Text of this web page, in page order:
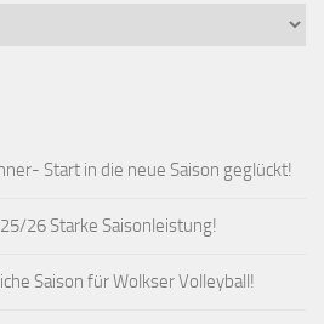
Start in die neue Saison geglückt!
26 Starke Saisonleistung!
Saison für Wolkser Volleyball!